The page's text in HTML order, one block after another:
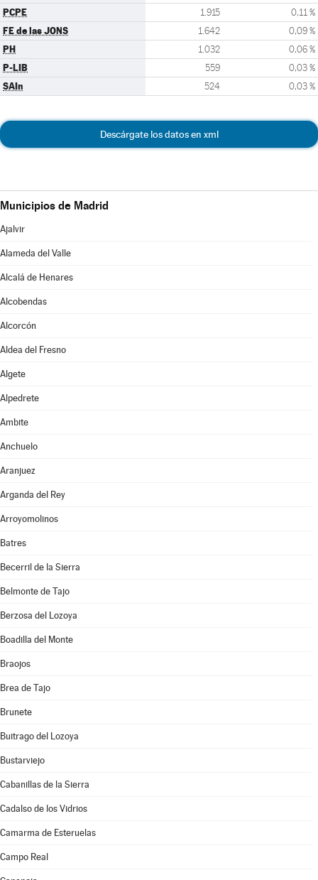
PCPE 1.915 0,11 %
FE de las JONS 1.642 0,09 %
PH 1.032 0,06 %
P-LIB 559 0,03 %
SAIn 524 0,03 %
Descárgate los datos en xml
Municipios de Madrid
Ajalvir
Alameda del Valle
Alcalá de Henares
Alcobendas
Alcorcón
Aldea del Fresno
Algete
Alpedrete
Ambite
Anchuelo
Aranjuez
Arganda del Rey
Arroyomolinos
Batres
Becerril de la Sierra
Belmonte de Tajo
Berzosa del Lozoya
Boadilla del Monte
Braojos
Brea de Tajo
Brunete
Buitrago del Lozoya
Bustarviejo
Cabanillas de la Sierra
Cadalso de los Vidrios
Camarma de Esteruelas
Campo Real